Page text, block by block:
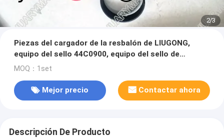
2/3
Piezas del cargador de la resbalón de LIUGONG,
equipo del sello 44C0900, equipo del sello de
CLG375A
MOQ：1set
Mejor precio Contactar ahora
Descripción De Producto